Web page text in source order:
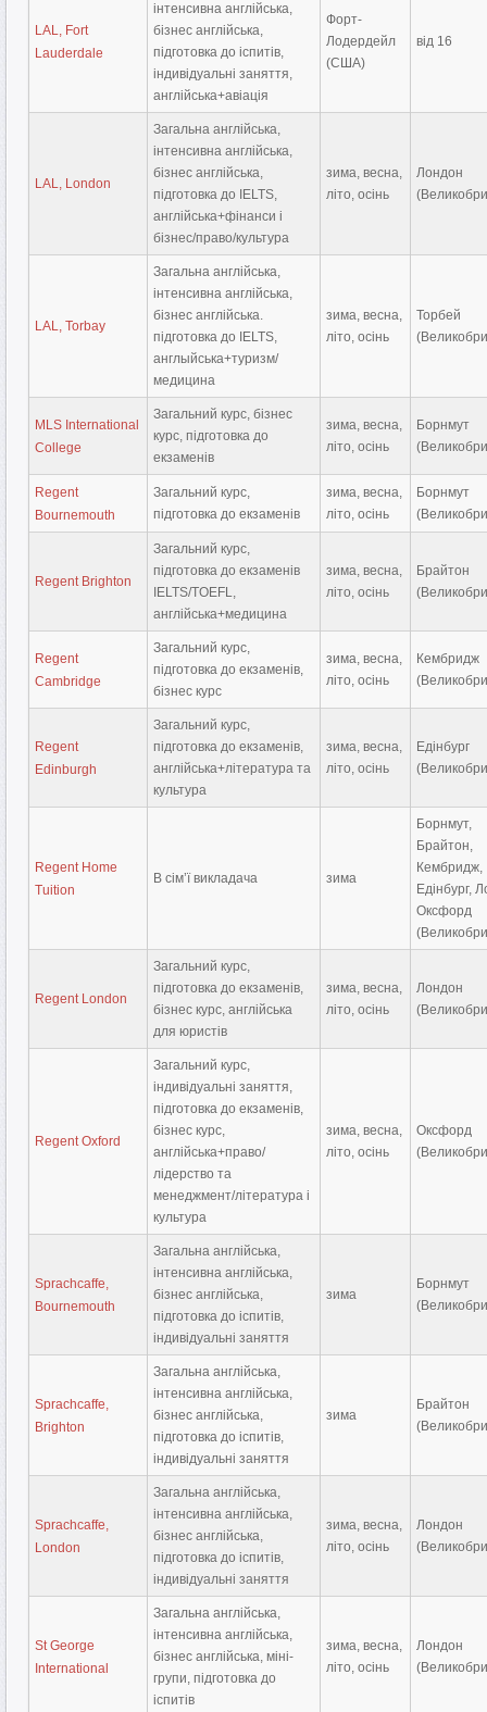
LAL, Fort
Lauderdale
інтенсивна англійська,
бізнес англійська,
підготовка до іспитів,
індивідуальні заняття,
англійська+авіація
Форт-
Лодердейл
(США)
від 16
LAL, London
Загальна англійська,
інтенсивна англійська,
бізнес англійська,
підготовка до IELTS,
англійська+фінанси і
бізнес/право/культура
зима, весна,
літо, осінь
Лондон
LAL, Torbay
Загальна англійська,
інтенсивна англійська,
бізнес англійська.
підготовка до IELTS,
англыйська+туризм/
медицина
зима, весна,
літо, осінь
Торбей
MLS International
College
Загальний курс, бізнес
курс, підготовка до
екзаменів
зима, весна,
літо, осінь
Борнмут
Regent
Bournemouth
Загальний курс,
підготовка до екзаменів
зима, весна,
літо, осінь
Борнмут
Regent Brighton
Загальний курс,
підготовка до екзаменів
IELTS/TOEFL,
англійська+медицина
зима, весна,
літо, осінь
Брайтон
Regent
Cambridge
Загальний курс,
підготовка до екзаменів,
бізнес курс
зима, весна,
літо, осінь
Кембридж
Regent
Edinburgh
Загальний курс,
підготовка до екзаменів,
англійська+література та
культура
зима, весна,
літо, осінь
Едінбург
Regent Home
Tuition
В сім’ї викладача зима
Борнмут,
Брайтон,
Кембридж,
Едінбург,
Оксфорд
Regent London
Загальний курс,
підготовка до екзаменів,
бізнес курс, англійська
для юристів
зима, весна,
літо, осінь
Лондон
Regent Oxford
Загальний курс,
індивідуальні заняття,
підготовка до екзаменів,
бізнес курс,
англійська+право/
лідерство та
менеджмент/література і
культура
зима, весна,
літо, осінь
Оксфорд
Sprachcaffe,
Bournemouth
Загальна англійська,
інтенсивна англійська,
бізнес англійська,
підготовка до іспитів,
індивідуальні заняття
зима
Борнмут
Sprachcaffe,
Brighton
Загальна англійська,
інтенсивна англійська,
бізнес англійська,
підготовка до іспитів,
індивідуальні заняття
зима
Брайтон
Sprachcaffe,
London
Загальна англійська,
інтенсивна англійська,
бізнес англійська,
підготовка до іспитів,
індивідуальні заняття
зима, весна,
літо, осінь
Лондон
St George
International
Загальна англійська,
інтенсивна англійська,
бізнес англійська, міні-
групи, підготовка до
іспитів
зима, весна,
літо, осінь
Лондон